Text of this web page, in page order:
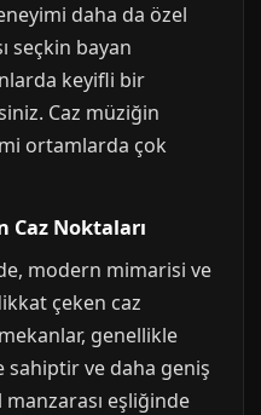
daha da özel
seçkin bayan
keyifli bir
Caz müziğin
ortamlarda çok
Caz Noktaları
modern mimarisi ve
çeken caz
genellikle
sahiptir ve daha geniş
eşliğinde